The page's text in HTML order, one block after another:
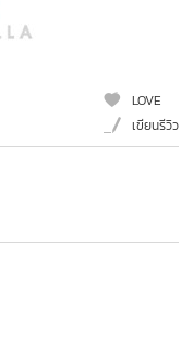
LOVE
เขียนรีวิว